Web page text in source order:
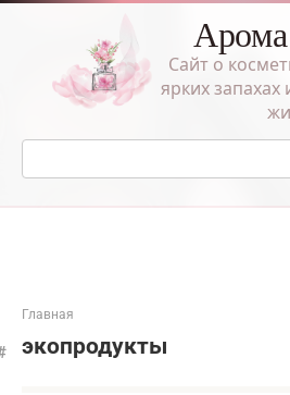
Перейти
Сайт о
ярких запахах
Поиск:
Главная
экопродукты